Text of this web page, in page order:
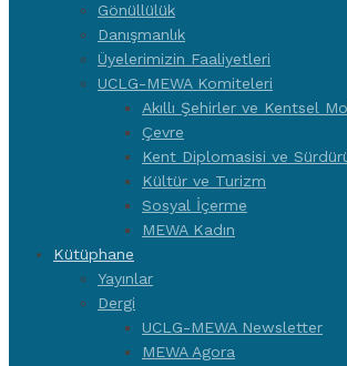
Gönüllülük
Danışmanlık
Üyelerimizin Faaliyetleri
UCLG-MEWA Komiteleri
Akıllı Şehirler ve Kentsel
Çevre
Kent Diplomasisi ve
Kültür ve Turizm
Sosyal İçerme
MEWA Kadın
Kütüphane
Yayınlar
Dergi
UCLG-MEWA Newsletter
MEWA Agora